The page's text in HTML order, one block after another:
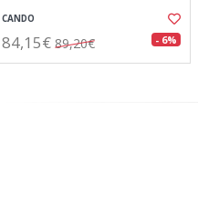
CANDO
84,15€ 89,20€ - 6%